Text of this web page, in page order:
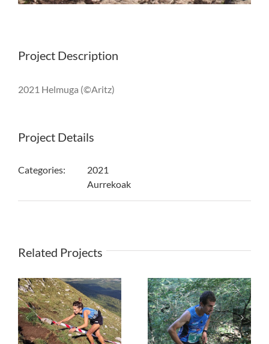
Project Description
2021 Helmuga (©Aritz)
Project Details
Categories:
2021
Aurrekoak
Related Projects